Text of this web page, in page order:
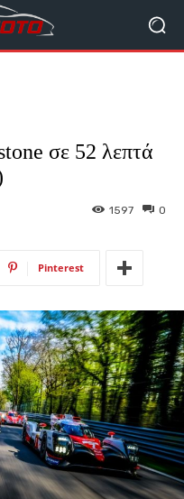
σε 52 λεπτά
0
1597
Pinterest